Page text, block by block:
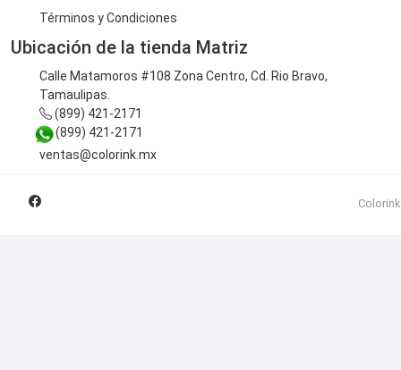
Términos y Condiciones
Ubicación de la tienda Matriz
Calle Matamoros #108 Zona Centro, Cd. Rio Bravo,
Tamaulipas.
(899) 421-2171
(899) 421-2171
ventas@colorink.mx
Colorink